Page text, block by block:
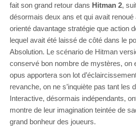
fait son grand retour dans Hitman 2,
désormais deux ans et qui avait
orienté davantage stratégie que action
lequel avait été laissé de côté dans le
Absolution. Le scénario de Hitman
conservé bon nombre de mystères, on
opus apportera son lot
revanche, on ne s’inquiète pas tant les
Interactive, désormais indépendants,
montre de leur imagination teintée de
grand bonheur des joueurs.